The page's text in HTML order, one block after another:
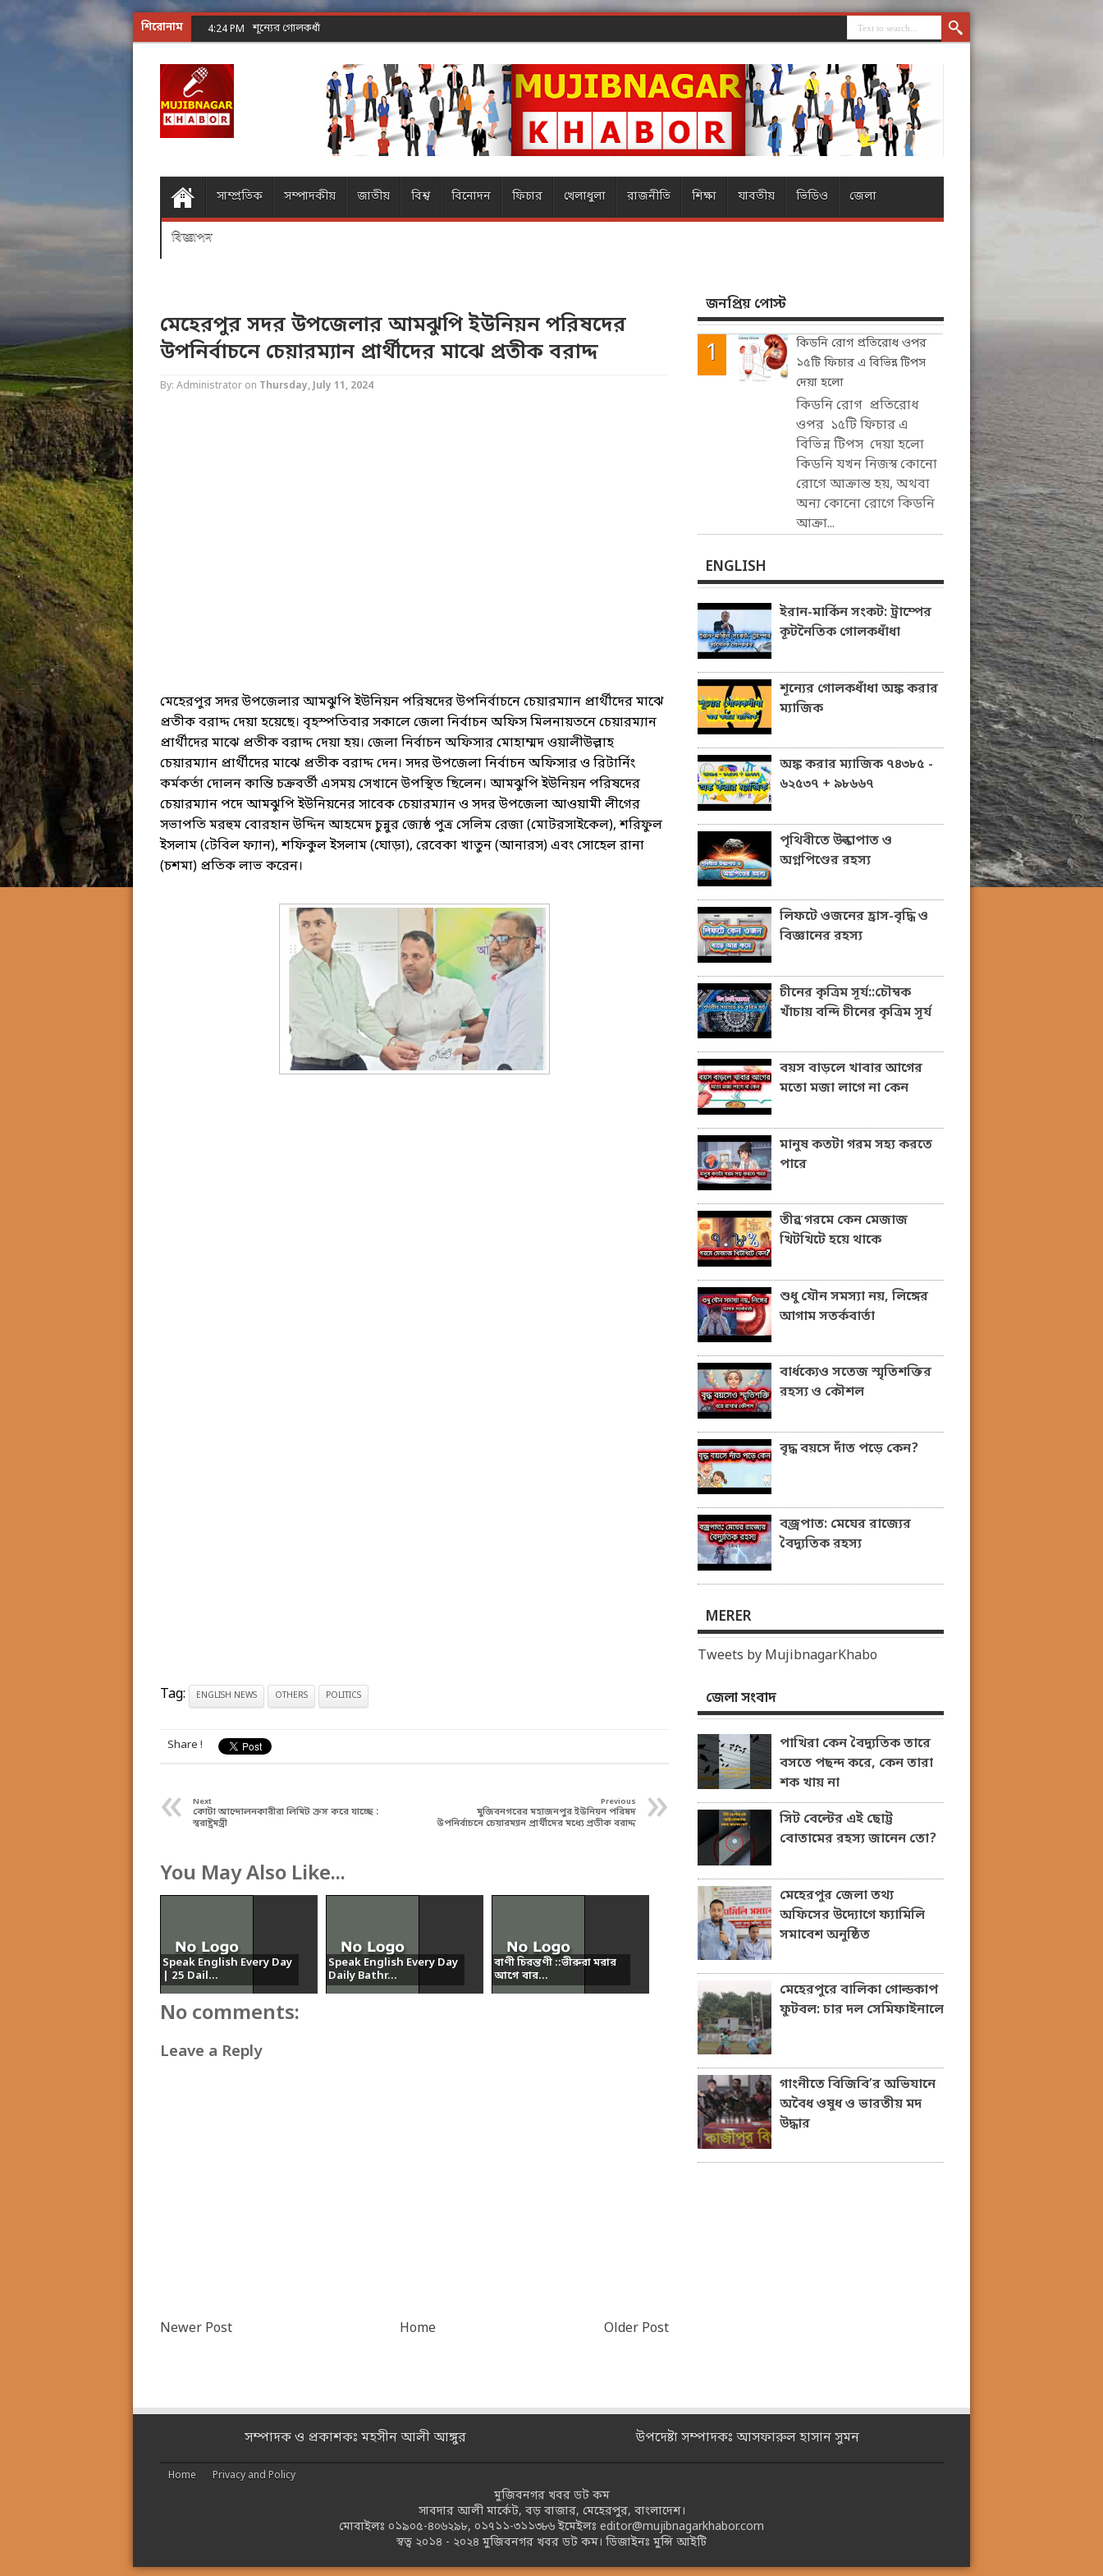
শিরোনাম 4:24 PM শূন্যের গোলকধাঁধা অঙ্ক করার ম্যাজিক
সাম্প্রতিক সম্পাদকীয় জাতীয় বিশ্ব বিনোদন ফিচার খেলাধুলা রাজনীতি শিক্ষা যাবতীয় ভিডিও জেলা
বিজ্ঞাপন
মেহেরপুর সদর উপজেলার আমঝুপি ইউনিয়ন পরিষদের
উপনির্বাচনে চেয়ারম্যান প্রার্থীদের মাঝে প্রতীক বরাদ্দ
By: Administrator on Thursday, July 11, 2024
মেহেরপুর সদর উপজেলার আমঝুপি ইউনিয়ন পরিষদের উপনির্বাচনে চেয়ারম্যান প্রার্থীদের মাঝে
প্রতীক বরাদ্দ দেয়া হয়েছে। বৃহস্পতিবার সকালে জেলা নির্বাচন অফিস মিলনায়তনে চেয়ারম্যান
প্রার্থীদের মাঝে প্রতীক বরাদ্দ দেয়া হয়। জেলা নির্বাচন অফিসার মোহাম্মদ ওয়ালীউল্লাহ
চেয়ারম্যান প্রার্থীদের মাঝে প্রতীক বরাদ্দ দেন। সদর উপজেলা নির্বাচন অফিসার ও রিটার্নিং
কর্মকর্তা দোলন কান্তি চক্রবর্তী এসময় সেখানে উপস্থিত ছিলেন। আমঝুপি ইউনিয়ন পরিষদের
চেয়ারম্যান পদে আমঝুপি ইউনিয়নের সাবেক চেয়ারম্যান ও সদর উপজেলা আওয়ামী লীগের
সভাপতি মরহুম বোরহান উদ্দিন আহমেদ চুন্নুর জ্যেষ্ঠ পুত্র সেলিম রেজা (মোটরসাইকেল), শরিফুল
ইসলাম (টেবিল ফ্যান), শফিকুল ইসলাম (ঘোড়া), রেবেকা খাতুন (আনারস) এবং সোহেল রানা
(চশমা) প্রতিক লাভ করেন।
Tag: ENGLISH NEWS OTHERS POLITICS
Share !
« Next
কোটা আন্দোলনকারীরা লিমিট ক্রস করে যাচ্ছে :
স্বরাষ্ট্রমন্ত্রী
»
Previous
মুজিবনগরের মহাজনপুর ইউনিয়ন পরিষদ
উপনির্বাচনে চেয়ারম্যান প্রার্থীদের মধ্যে প্রতীক বরাদ্দ
You May Also Like...
Speak English Every Day
| 25 Dail...
Speak English Every Day
Daily Bathr...
বাণী চিরন্তণী ::ভীরুরা মরার
আগে বার...
No comments:
Leave a Reply
Newer Post Older Post
Home
জনপ্রিয় পোস্ট
কিডনি রোগ প্রতিরোধ ওপর
১৫টি ফিচার এ বিভিন্ন টিপস
দেয়া হলো
কিডনি রোগ প্রতিরোধ
ওপর ১৫টি ফিচার এ
বিভিন্ন টিপস দেয়া হলো
কিডনি যখন নিজস্ব কোনো
রোগে আক্রান্ত হয়, অথবা
অন্য কোনো রোগে কিডনি
আক্রা...
ENGLISH
ইরান-মার্কিন সংকট: ট্রাম্পের
কূটনৈতিক গোলকধাঁধা
শূন্যের গোলকধাঁধা অঙ্ক করার
ম্যাজিক
অঙ্ক করার ম্যাজিক ৭৪৩৮৫ -
৬২৫৩৭ + ৯৮৬৬৭
পৃথিবীতে উল্কাপাত ও
অগ্নপিণ্ডের রহস্য
লিফটে ওজনের হ্রাস-বৃদ্ধি ও
বিজ্ঞানের রহস্য
চীনের কৃত্রিম সূর্য::চৌম্বক
খাঁচায় বন্দি চীনের কৃত্রিম সূর্য
বয়স বাড়লে খাবার আগের
মতো মজা লাগে না কেন
মানুষ কতটা গরম সহ্য করতে
পারে
তীব্র গরমে কেন মেজাজ
খিটখিটে হয়ে থাকে
শুধু যৌন সমস্যা নয়, লিঙ্গের
আগাম সতর্কবার্তা
বার্ধক্যেও সতেজ স্মৃতিশক্তির
রহস্য ও কৌশল
বৃদ্ধ বয়সে দাঁত পড়ে কেন?
বজ্রপাত: মেঘের রাজ্যের
বৈদ্যুতিক রহস্য
MERER
Tweets by MujibnagarKhabo
জেলা সংবাদ
পাখিরা কেন বৈদ্যুতিক তারে
বসতে পছন্দ করে, কেন তারা
শক খায় না
সিট বেল্টের এই ছোট্ট
বোতামের রহস্য জানেন তো?
মেহেরপুর জেলা তথ্য
অফিসের উদ্যোগে ফ্যামিলি
সমাবেশ অনুষ্ঠিত
মেহেরপুরে বালিকা গোল্ডকাপ
ফুটবল: চার দল সেমিফাইনালে
গাংনীতে বিজিবি’র অভিযানে
অবৈধ ওষুধ ও ভারতীয় মদ
উদ্ধার
সম্পাদক ও প্রকাশকঃ মহসীন আলী আঙ্গুর উপদেষ্টা সম্পাদকঃ আসফারুল হাসান সুমন
Home Privacy and Policy
মুজিবনগর খবর ডট কম
সাবদার আলী মার্কেট, বড় বাজার, মেহেরপুর, বাংলাদেশ।
মোবাইলঃ ০১৯০৫-৪০৬২৯৮, ০১৭১১-৩১১৩৮৬ইমেইলঃ editor@mujibnagarkhabor.com
স্বত্ব ২০১৪ - ২০২৪ মুজিবনগর খবর ডট কম। ডিজাইনঃ মুন্সি আইটি